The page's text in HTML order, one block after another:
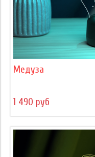
Медуза
1 490 руб